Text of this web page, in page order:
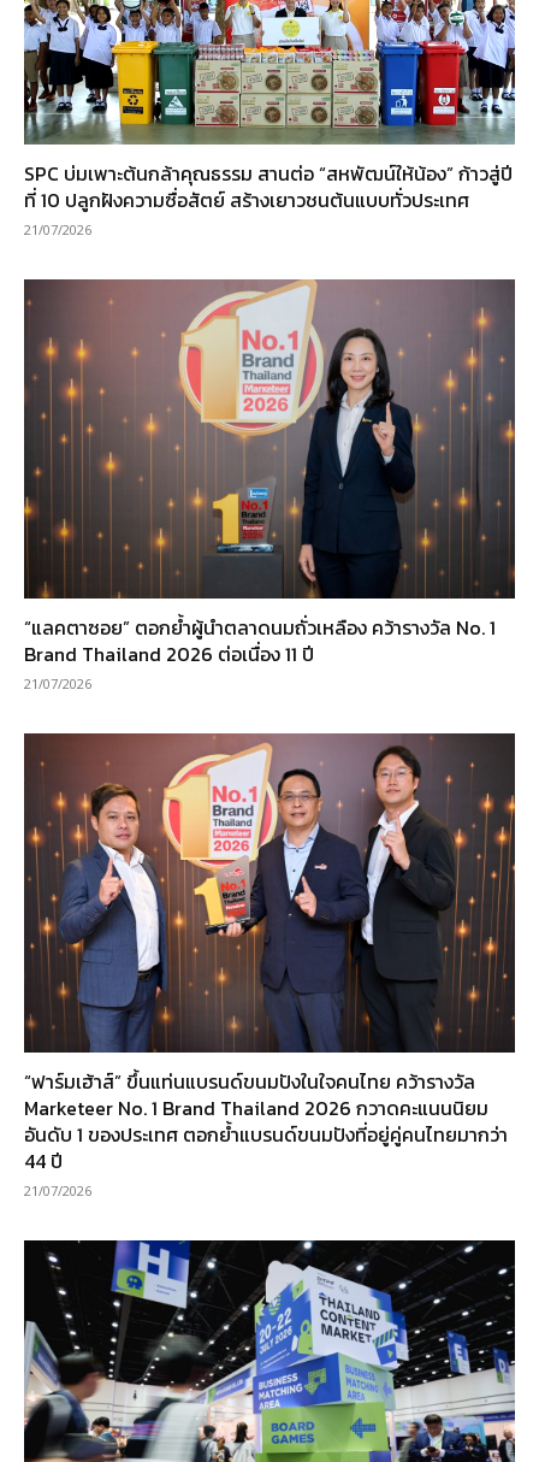
SPC บ่มเพาะต้นกล้าคุณธรรม สานต่อ “สหพัฒน์ให้น้อง” ก้าวสู่ปี
ที่ 10 ปลูกฝังความซื่อสัตย์ สร้างเยาวชนต้นแบบทั่วประเทศ
21/07/2026
“แลคตาซอย” ตอกย้ำผู้นำตลาดนมถั่วเหลือง คว้ารางวัล No. 1
Brand Thailand 2026 ต่อเนื่อง 11 ปี
21/07/2026
“ฟาร์มเฮ้าส์” ขึ้นแท่นแบรนด์ขนมปังในใจคนไทย คว้ารางวัล
Marketeer No. 1 Brand Thailand 2026 กวาดคะแนนนิยม
อันดับ 1 ของประเทศ ตอกย้ำแบรนด์ขนมปังที่อยู่คู่คนไทยมากว่า
44 ปี
21/07/2026